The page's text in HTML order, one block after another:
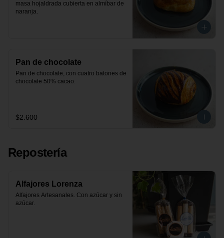
masa hojaldrada cubierta en almíbar de
naranja.
Pan de chocolate
Pan de chocolate, con cuatro batones de
chocolate 50% cacao.
$2.600
Repostería
Alfajores Lorenza
Alfajores Artesanales. Con azúcar y sin
azúcar.